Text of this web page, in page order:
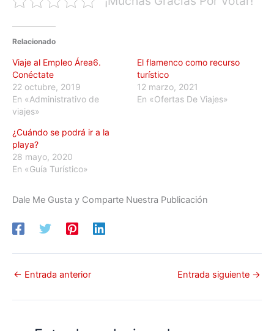
Relacionado
Viaje al Empleo Área6.
Conéctate
22 octubre, 2019
En «Administrativo de
viajes»
El flamenco como recurso
turístico
12 marzo, 2021
En «Ofertas De Viajes»
¿Cuándo se podrá ir a la
playa?
28 mayo, 2020
En «Guía Turístico»
Dale Me Gusta y Comparte Nuestra Publicación
← Entrada anterior Entrada siguiente →